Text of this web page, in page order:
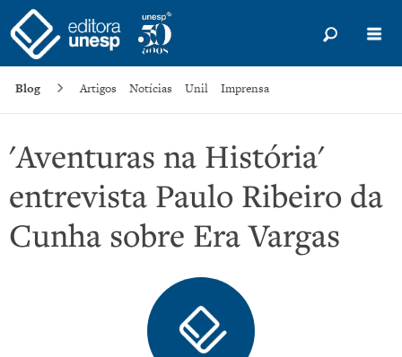
Blog Artigos Notícias Unil Imprensa
'Aventuras na História'
entrevista Paulo Ribeiro da
Cunha sobre Era Vargas